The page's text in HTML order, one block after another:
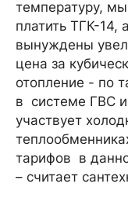
температуру,
платить ТГК-14,
вынуждены
цена за
отопление - по
в системе ГВС и
участвует
тарифов в
– считает